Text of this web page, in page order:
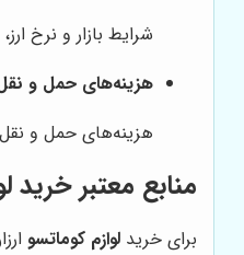
شرایط بازار و نرخ
هزینه‌های حمل و
هزینه‌های حمل و
منابع معتبر خرید
برای خرید لوازم کوماتسو